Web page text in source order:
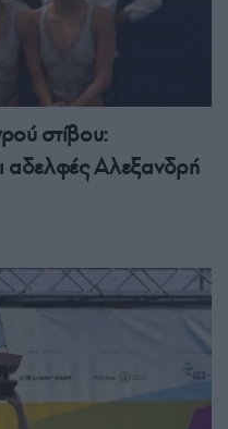
στίβου:
αδελφές Αλεξανδρή